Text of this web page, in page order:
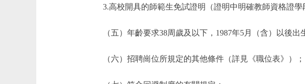
3.高校開具的師範生免試證明（證明中明確教師資格證學
（五）年齡要求38周歲及以下，1987年5月（含）以後出
（六）招聘崗位所規定的其他條件（詳見《職位表》）；